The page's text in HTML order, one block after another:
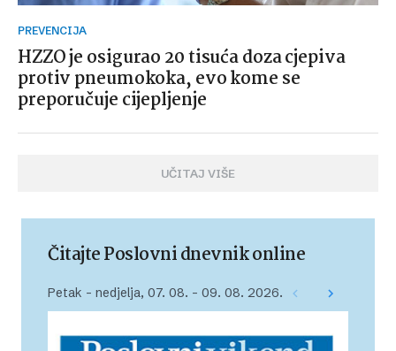
PREVENCIJA
HZZO je osigurao 20 tisuća doza cjepiva
protiv pneumokoka, evo kome se
preporučuje cijepljenje
UČITAJ VIŠE
Čitajte Poslovni dnevnik online
Petak – nedjelja, 07. 08. – 09. 08. 2026.